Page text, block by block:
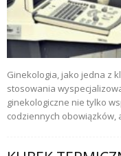
Ginekologia, jako jedna z
stosowania
ginekologiczne nie tylko
codziennych obowiązków,